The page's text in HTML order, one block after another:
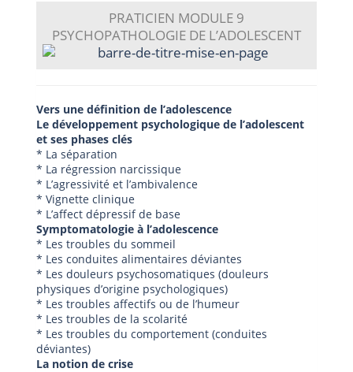
PRATICIEN MODULE 9
PSYCHOPATHOLOGIE DE L’ADOLESCENT
Vers une définition de l’adolescence
Le développement psychologique de l’adolescent
et ses phases clés
* La séparation
* La régression narcissique
* L’agressivité et l’ambivalence
* Vignette clinique
* L’affect dépressif de base
Symptomatologie à l’adolescence
* Les troubles du sommeil
* Les conduites alimentaires déviantes
* Les douleurs psychosomatiques (douleurs
physiques d’origine psychologiques)
* Les troubles affectifs ou de l’humeur
* Les troubles de la scolarité
* Les troubles du comportement (conduites
déviantes)
La notion de crise